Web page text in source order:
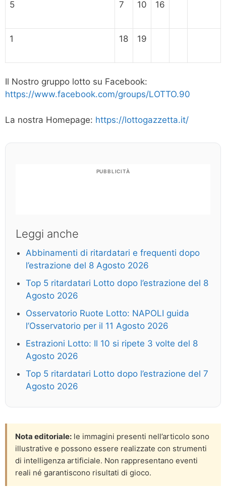
5 7 10 16
1 18 19
Il Nostro gruppo lotto su Facebook:
https://www.facebook.com/groups/LOTTO.90
La nostra Homepage: https://lottogazzetta.it/
PUBBLICITÀ
Leggi anche
Abbinamenti di ritardatari e frequenti dopo
l’estrazione del 8 Agosto 2026
Top 5 ritardatari Lotto dopo l’estrazione del 8
Agosto 2026
Osservatorio Ruote Lotto: NAPOLI guida
l’Osservatorio per il 11 Agosto 2026
Estrazioni Lotto: Il 10 si ripete 3 volte del 8
Agosto 2026
Top 5 ritardatari Lotto dopo l’estrazione del 7
Agosto 2026
Nota editoriale: le immagini presenti nell’articolo sono
illustrative e possono essere realizzate con strumenti
di intelligenza artificiale. Non rappresentano eventi
reali né garantiscono risultati di gioco.